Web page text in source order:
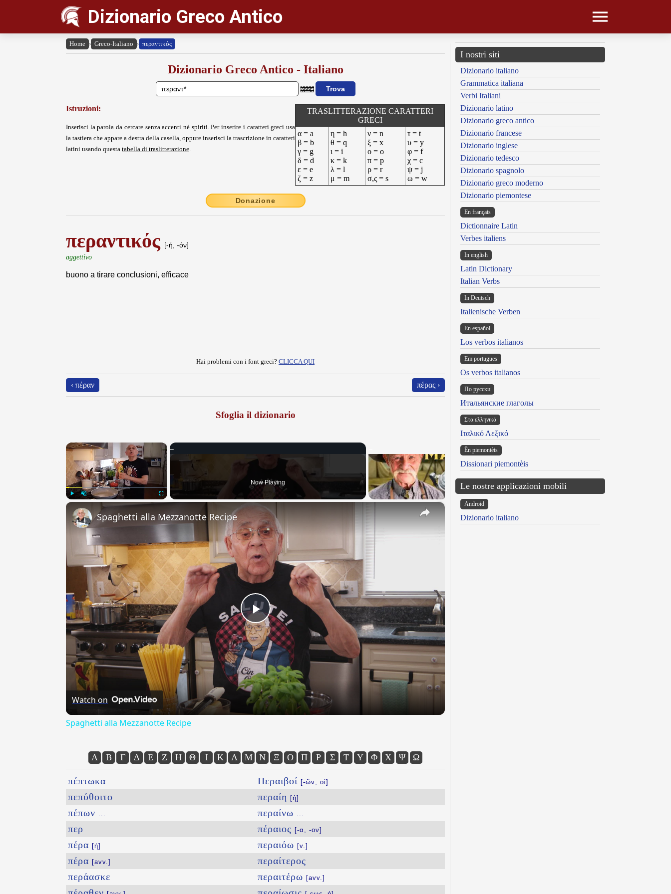
Dizionario Greco Antico
Home › Greco-Italiano › περαντικός
Dizionario Greco Antico - Italiano
Istruzioni:
Inserisci la parola da cercare senza accenti né spiriti. Per inserire i caratteri greci usa
la tastiera che appare a destra della casella, oppure inserisci la trascrizione in caratteri
latini usando questa tabella di traslitterazione.
TRASLITTERAZIONE CARATTERI
GRECI
α = a
β = b
γ = g
δ = d
ε = e
ζ = z
η = h
θ = q
ι = i
κ = k
λ = l
μ = m
ν = n
ξ = x
ο = o
π = p
ρ = r
σ,ς = s
τ = t
υ = y
φ = f
χ = c
ψ = j
ω = w
Donazione
περαντικός [-ή, -όν]
aggettivo
buono a tirare conclusioni, efficace
Hai problemi con i font greci? CLICCA QUI
‹ πέραν πέρας ›
Sfoglia il dizionario
×
Fullscreen
Now Playing
×
Play
Video
Spaghetti alla Mezzanotte Recipe
Watch on
Spaghetti alla Mezzanotte Recipe
Α Β Γ Δ Ε Ζ Η Θ Ι Κ Λ Μ Ν Ξ Ο Π Ρ Σ Τ Υ Φ Χ Ψ Ω
πέπτωκα
πεπύθοιτο
πέπων
περ
πέρα [ἡ]
πέρα [avv.]
περάασκε
Περαιβοί [-ῶν, οἱ]
περαίη [ἡ]
περαίνω
πέραιος [-α, -ον]
περαιόω [v.]
περαίτερος
περαιτέρω [avv.]
I nostri siti
Dizionario italiano
Grammatica italiana
Verbi Italiani
Dizionario latino
Dizionario greco antico
Dizionario francese
Dizionario inglese
Dizionario tedesco
Dizionario spagnolo
Dizionario greco moderno
Dizionario piemontese
En français
Dictionnaire Latin
Verbes italiens
In english
Latin Dictionary
Italian Verbs
In Deutsch
Italienische Verben
En español
Los verbos italianos
Em portugues
Os verbos italianos
По русски
Итальянские глаголы
Στα ελληνικά
Ιταλικό Λεξικό
Ën piemontèis
Dissionari piemontèis
Le nostre applicazioni mobili
Android
Dizionario italiano